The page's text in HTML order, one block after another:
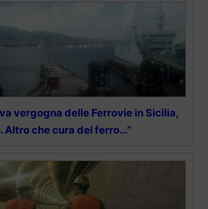
vergogna delle Ferrovie in Sicilia,
Altro che cura del ferro…”